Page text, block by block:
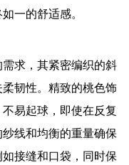
一的舒适感。
求，其紧密编织的斜
韧性。精致的桃色饰
易起球，即使在反复
线和均衡的重量确保
接缝和口袋，同时保